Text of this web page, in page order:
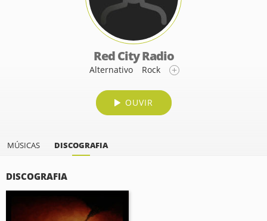
Red City Radio
Alternativo Rock
OUVIR
MÚSICAS DISCOGRAFIA
DISCOGRAFIA